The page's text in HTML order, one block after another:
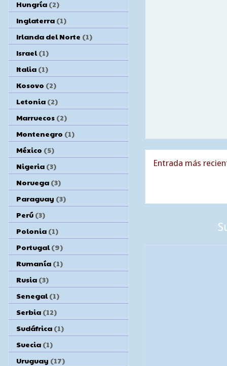
Entrada más
Hungría (2)
Inglaterra (1)
Irlanda del Norte (1)
Israel (1)
Italia (1)
Kosovo (2)
Letonia (2)
Marruecos (2)
Montenegro (1)
México (5)
Nigeria (3)
Noruega (3)
Paraguay (3)
Perú (3)
Polonia (1)
Portugal (9)
Rumanía (1)
Rusia (3)
Senegal (1)
Serbia (12)
Sudáfrica (1)
Suecia (1)
Uruguay (17)